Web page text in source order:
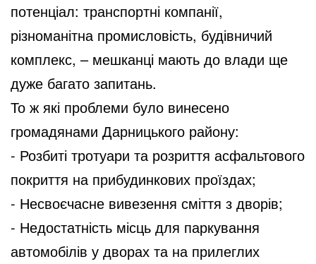
потенціал: транспортні компанії,
різноманітна промисловість, будівничий
комплекс, – мешканці мають до влади ще
дуже багато запитань.
То ж які проблеми було винесено
громадянами Дарницького району:
- Розбиті тротуари та розриття асфальтового
покриття на прибудинкових проїздах;
- Несвоєчасне вивезення сміття з дворів;
- Недостатність місць для паркування
автомобілів у дворах та на прилеглих